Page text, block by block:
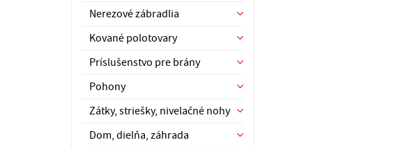
Nerezové zábradlia
Kované polotovary
Príslušenstvo pre brány
Pohony
Zátky, striešky, nivelačné nohy
Dom, dielňa, záhrada